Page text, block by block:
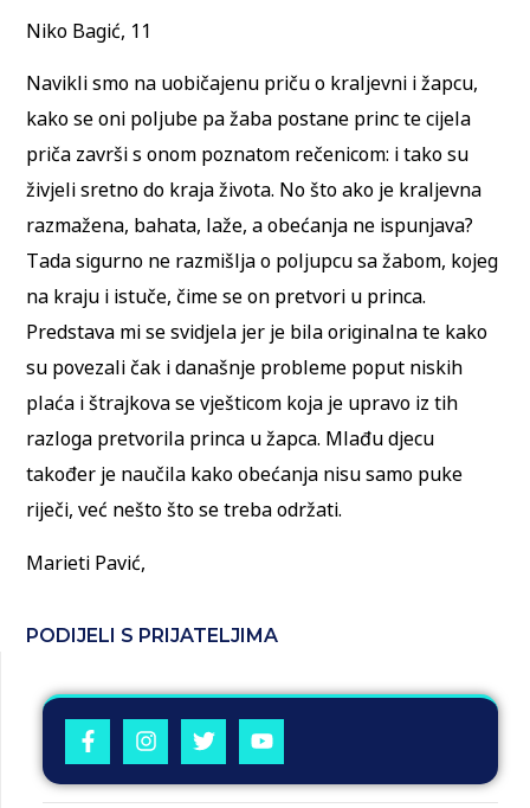
Niko Bagić, 11
Navikli smo na uobičajenu priču o kraljevni i žapcu,
kako se oni poljube pa žaba postane princ te cijela
priča završi s onom poznatom rečenicom: i tako su
živjeli sretno do kraja života. No što ako je kraljevna
razmažena, bahata, laže, a obećanja ne ispunjava?
Tada sigurno ne razmišlja o poljupcu sa žabom, kojeg
na kraju i istuče, čime se on pretvori u princa.
Predstava mi se svidjela jer je bila originalna te kako
su povezali čak i današnje probleme poput niskih
plaća i štrajkova se vješticom koja je upravo iz tih
razloga pretvorila princa u žapca. Mlađu djecu
također je naučila kako obećanja nisu samo puke
riječi, već nešto što se treba održati.
Marieti Pavić,
PODIJELI S PRIJATELJIMA